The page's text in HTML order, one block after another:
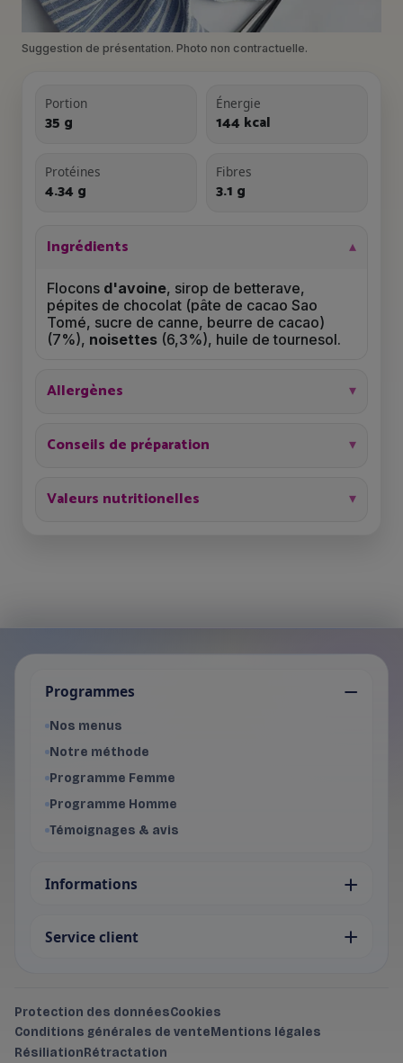
Suggestion de présentation. Photo non contractuelle.
Portion
35 g
Énergie
144 kcal
Protéines
4.34 g
Fibres
3.1 g
Ingrédients
Flocons d'avoine, sirop de betterave,
pépites de chocolat (pâte de cacao Sao
Tomé, sucre de canne, beurre de cacao)
(7%), noisettes (6,3%), huile de tournesol.
Allergènes
Conseils de préparation
Valeurs nutritionelles
Je choisis mon programme
Programme Homme
Programmes
Nos menus
Notre méthode
Programme Femme
Programme Homme
Témoignages & avis
Informations
Service client
Protection des donnéesCookies
Conditions générales de venteMentions légales
RésiliationRétractation